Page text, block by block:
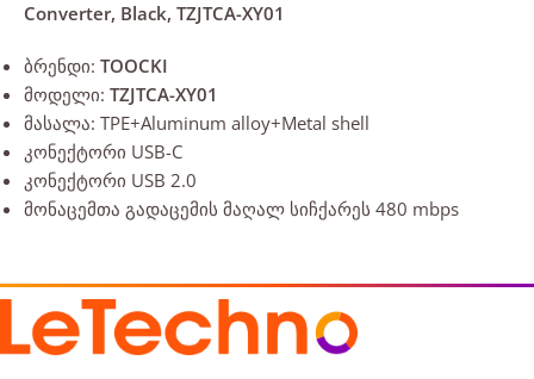
Converter, Black, TZJTCA-XY01
ბრენდი: TOOCKI
მოდელი: TZJTCA-XY01
მასალა: TPE+Aluminum alloy+Metal shell
კონექტორი USB-C
კონექტორი USB 2.0
მონაცემთა გადაცემის მაღალ სიჩქარეს 480 mbps